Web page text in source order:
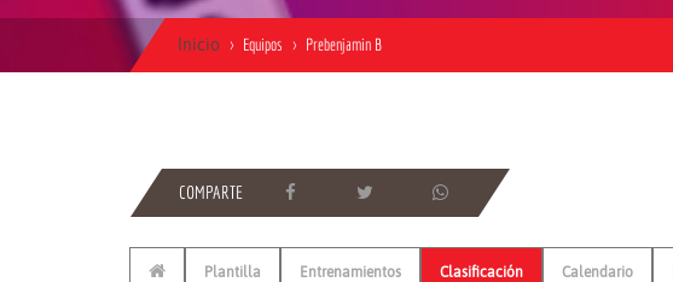
Inicio Equipos Prebenjamin B
COMPARTE
Plantilla Entrenamientos Clasificación Calendario